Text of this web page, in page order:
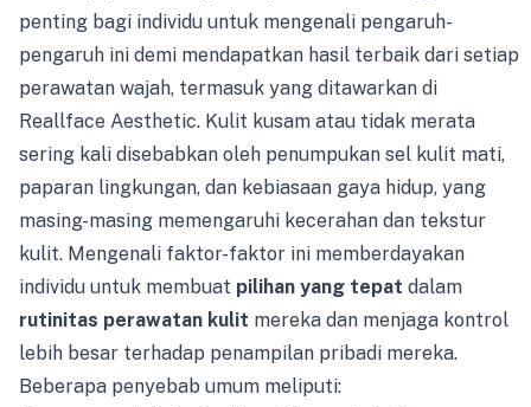
penting bagi individu untuk mengenali pengaruh-
pengaruh ini demi mendapatkan hasil terbaik dari setiap
perawatan wajah, termasuk yang ditawarkan di
Reallface Aesthetic. Kulit kusam atau tidak merata
sering kali disebabkan oleh penumpukan sel kulit mati,
paparan lingkungan, dan kebiasaan gaya hidup, yang
masing-masing memengaruhi kecerahan dan tekstur
kulit. Mengenali faktor-faktor ini memberdayakan
individu untuk membuat pilihan yang tepat dalam
rutinitas perawatan kulit mereka dan menjaga kontrol
lebih besar terhadap penampilan pribadi mereka.
Beberapa penyebab umum meliputi: